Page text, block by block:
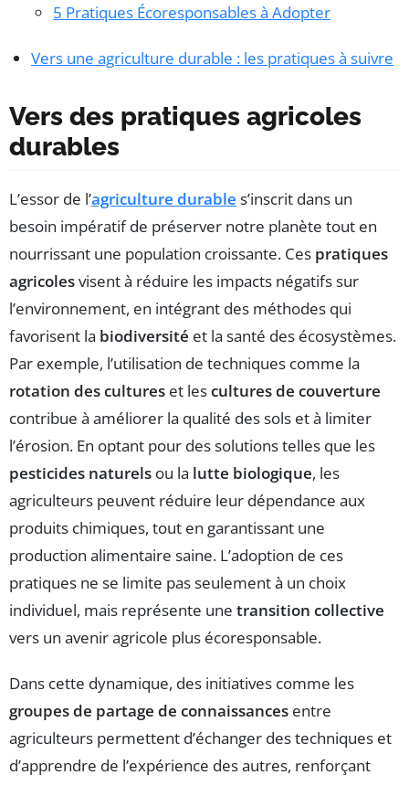
5 Pratiques Écoresponsables à Adopter
Vers une agriculture durable : les pratiques à suivre
Vers des pratiques agricoles
durables
L’essor de l’agriculture durable s’inscrit dans un
besoin impératif de préserver notre planète tout en
nourrissant une population croissante. Ces pratiques
agricolesvisent à réduire les impacts négatifs sur
l’environnement, en intégrant des méthodes qui
favorisent la biodiversité et la santé des écosystèmes.
Par exemple, l’utilisation de techniques comme la
rotation des cultures et lescultures de couverture
contribue à améliorer la qualité des sols et à limiter
l’érosion. En optant pour des solutions telles que les
pesticides naturels ou la lutte biologique, les
agriculteurs peuvent réduire leur dépendance aux
produits chimiques, tout en garantissant une
production alimentaire saine. L’adoption de ces
pratiques ne se limite pas seulement à un choix
individuel, mais représente une transition collective
vers un avenir agricole plus écoresponsable.
Dans cette dynamique, des initiatives comme les
groupes de partage de connaissances entre
agriculteurs permettent d’échanger des techniques et
d’apprendre de l’expérience des autres, renforçant